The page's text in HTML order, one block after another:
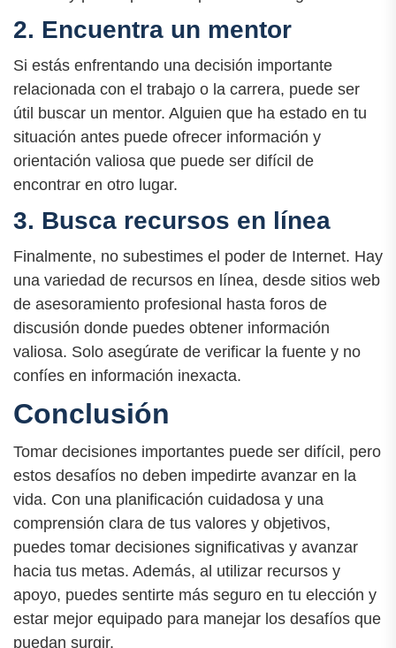
2. Encuentra un mentor
Si estás enfrentando una decisión importante
relacionada con el trabajo o la carrera, puede ser
útil buscar un mentor. Alguien que ha estado en tu
situación antes puede ofrecer información y
orientación valiosa que puede ser difícil de
encontrar en otro lugar.
3. Busca recursos en línea
Finalmente, no subestimes el poder de Internet. Hay
una variedad de recursos en línea, desde sitios web
de asesoramiento profesional hasta foros de
discusión donde puedes obtener información
valiosa. Solo asegúrate de verificar la fuente y no
confíes en información inexacta.
Conclusión
Tomar decisiones importantes puede ser difícil, pero
estos desafíos no deben impedirte avanzar en la
vida. Con una planificación cuidadosa y una
comprensión clara de tus valores y objetivos,
puedes tomar decisiones significativas y avanzar
hacia tus metas. Además, al utilizar recursos y
apoyo, puedes sentirte más seguro en tu elección y
estar mejor equipado para manejar los desafíos que
puedan surgir.